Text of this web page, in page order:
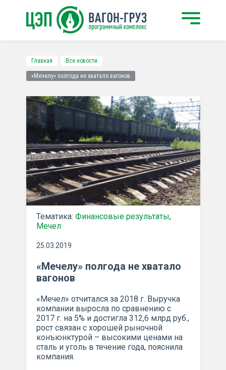
Главная Все новости
«Мечелу» полгода не хватало вагонов
Тематика: Финансовые результаты,
Мечел
25.03.2019
«Мечелу» полгода не хватало
вагонов
«Мечел» отчитался за 2018 г. Выручка
компании выросла по сравнению с
2017 г. на 5% и достигла 312,6 млрд руб.,
рост связан с хорошей рыночной
конъюнктурой – высокими ценами на
сталь и уголь в течение года, пояснила
компания.